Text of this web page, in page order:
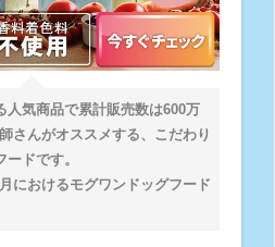
人気商品で累計販売数は600万
さんがオススメする、こだわり
ドです。
におけるモグワンドッグフード